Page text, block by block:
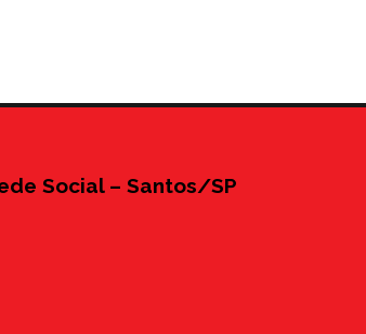
Social – Santos/SP